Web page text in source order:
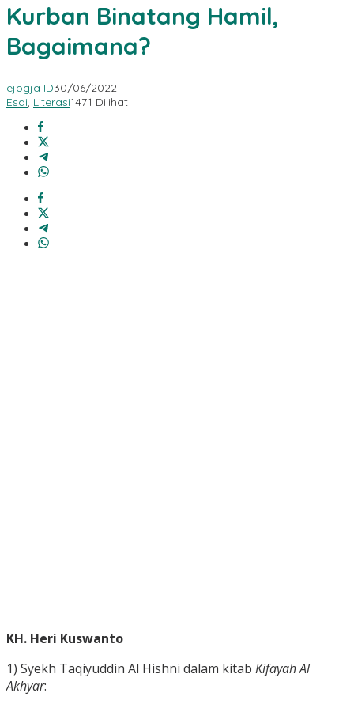
Kurban Binatang Hamil,
Bagaimana?
ejogja ID30/06/2022
Esai, Literasi1471 Dilihat
KH. Heri Kuswanto
1) Syekh Taqiyuddin Al Hishni dalam kitab Kifayah Al
Akhyar: